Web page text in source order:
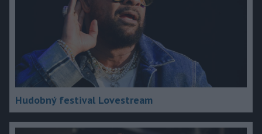
Hudobný festival Lovestream